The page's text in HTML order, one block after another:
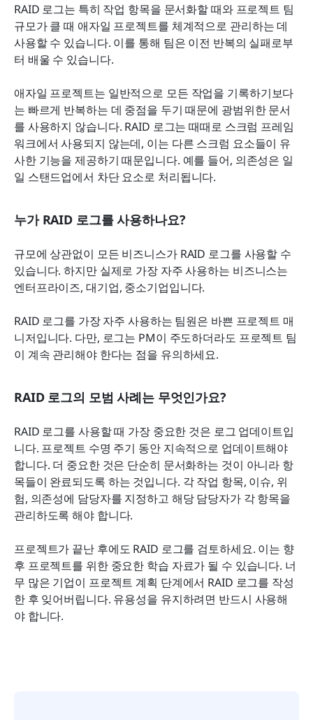
RAID 로그는 특히 작업 항목을 문서화할 때와 프로젝트 팀
규모가 클 때 애자일 프로젝트를 체계적으로 관리하는 데
사용할 수 있습니다. 이를 통해 팀은 이전 반복의 실패로부
터 배울 수 있습니다.
애자일 프로젝트는 일반적으로 모든 작업을 기록하기보다
는 빠르게 반복하는 데 중점을 두기 때문에 광범위한 문서
를 사용하지 않습니다. RAID 로그는 때때로 스크럼 프레임
워크에서 사용되지 않는데, 이는 다른 스크럼 요소들이 유
사한 기능을 제공하기 때문입니다. 예를 들어, 의존성은 일
일 스탠드업에서 차단 요소로 처리됩니다.
누가 RAID 로그를 사용하나요?
규모에 상관없이 모든 비즈니스가 RAID 로그를 사용할 수
있습니다. 하지만 실제로 가장 자주 사용하는 비즈니스는
엔터프라이즈, 대기업, 중소기업입니다.
RAID 로그를 가장 자주 사용하는 팀원은 바쁜 프로젝트 매
니저입니다. 다만, 로그는 PM이 주도하더라도 프로젝트 팀
이 계속 관리해야 한다는 점을 유의하세요.
RAID 로그의 모범 사례는 무엇인가요?
RAID 로그를 사용할 때 가장 중요한 것은 로그 업데이트입
니다. 프로젝트 수명 주기 동안 지속적으로 업데이트해야
합니다. 더 중요한 것은 단순히 문서화하는 것이 아니라 항
목들이 완료되도록 하는 것입니다. 각 작업 항목, 이슈, 위
험, 의존성에 담당자를 지정하고 해당 담당자가 각 항목을
관리하도록 해야 합니다.
프로젝트가 끝난 후에도 RAID 로그를 검토하세요. 이는 향
후 프로젝트를 위한 중요한 학습 자료가 될 수 있습니다. 너
무 많은 기업이 프로젝트 계획 단계에서 RAID 로그를 작성
한 후 잊어버립니다. 유용성을 유지하려면 반드시 사용해
야 합니다.